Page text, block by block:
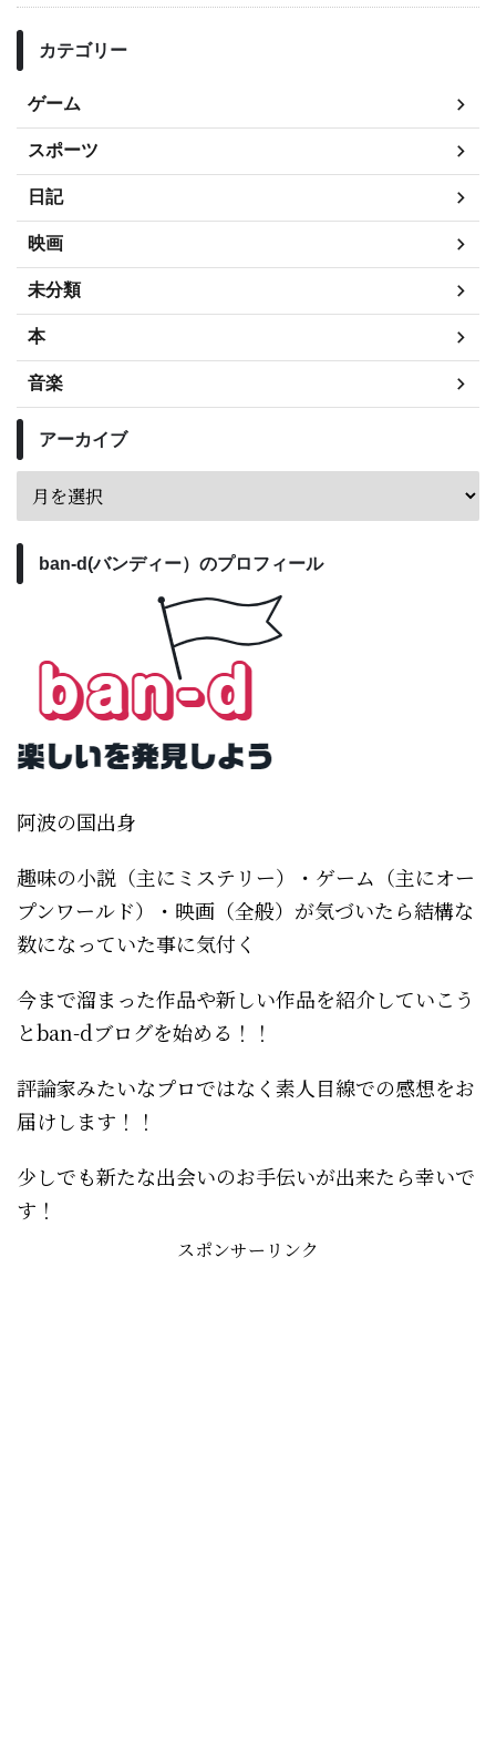
カテゴリー
ゲーム
スポーツ
日記
映画
未分類
本
音楽
アーカイブ
ban-d(バンディー）のプロフィール
阿波の国出身
趣味の小説（主にミステリー）・ゲーム（主にオー
プンワールド）・映画（全般）が気づいたら結構な
数になっていた事に気付く
今まで溜まった作品や新しい作品を紹介していこう
とban-dブログを始める！！
評論家みたいなプロではなく素人目線での感想をお
届けします！！
少しでも新たな出会いのお手伝いが出来たら幸いで
す！
スポンサーリンク